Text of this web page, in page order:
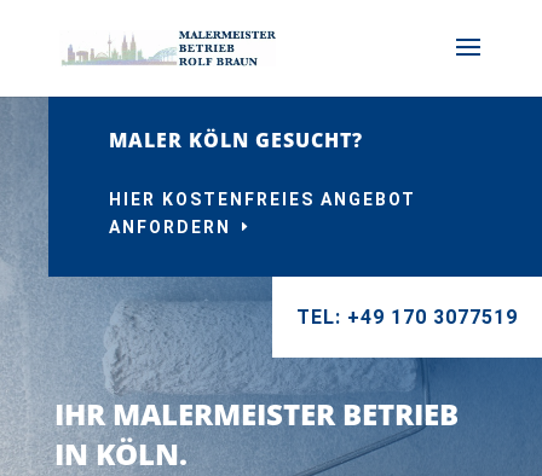
MALER KÖLN GESUCHT?
HIER KOSTENFREIES ANGEBOT
ANFORDERN
TEL: +49 170 3077519
IHR MALERMEISTER BETRIEB
IN KÖLN.